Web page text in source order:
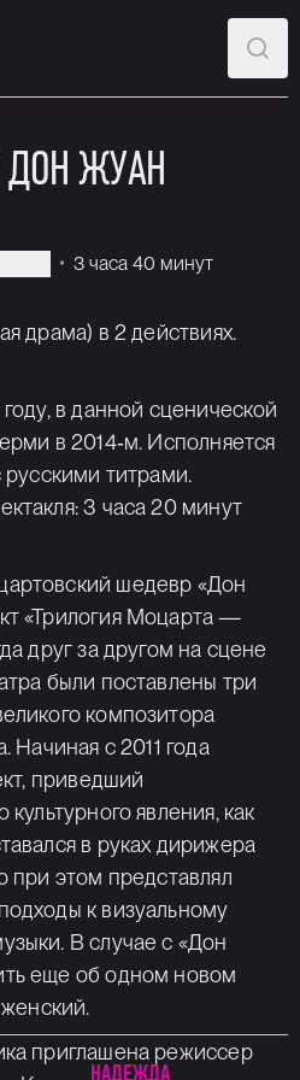
оперы и балета
/ ДОН ЖУАН
3 часа 40 минут
драма) в 2 действиях.
в данной сценической
в 2014‑м. Исполняется
русскими титрами.
3 часа 20 минут
шедевр «Дон
«Трилогия Моцарта —
друг за другом на сцене
были поставлены три
композитора
Начиная с 2011 года
приведший
явления, как
в руках дирижера
при этом представлял
к визуальному
В случае с «Дон
еще об одном новом
приглашена режиссер
НАДЕЖДА